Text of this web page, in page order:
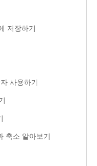
저장하기
사용하기
축소 알아보기